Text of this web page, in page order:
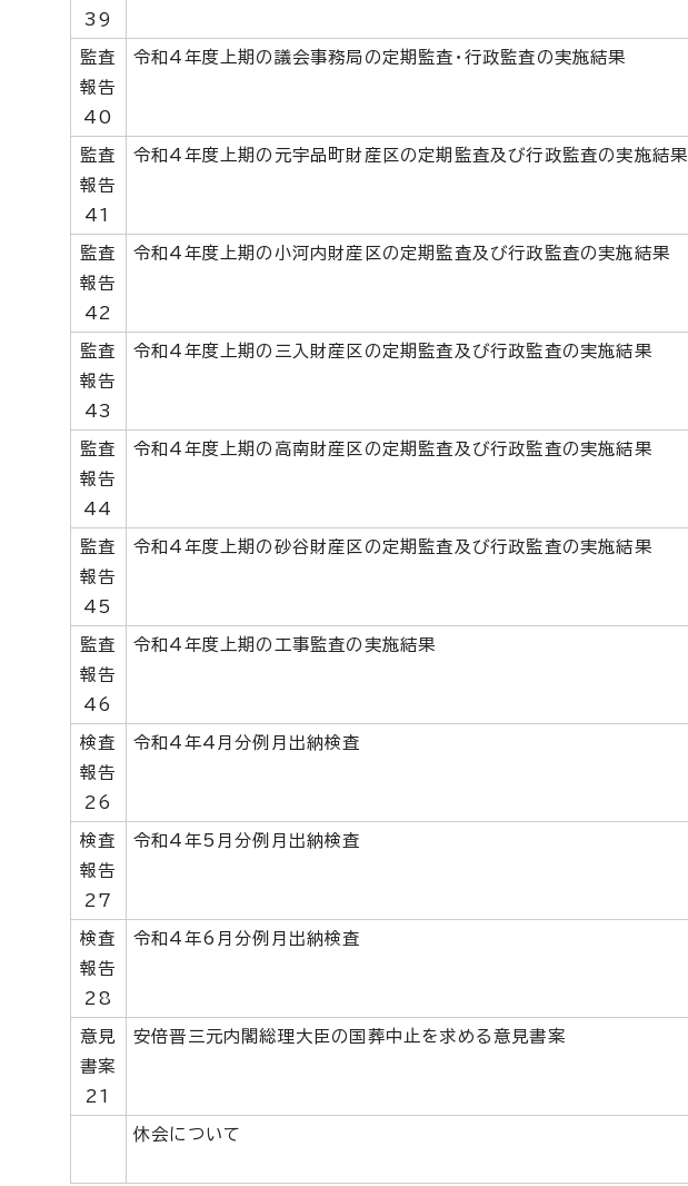
39
監査
報告
40
令和4年度上期の議会事務局の定期監査・行政監査の実施結果
監査
報告
41
令和4年度上期の元宇品町財産区の定期監査及び行政監査の実施結果
監査
報告
42
令和4年度上期の小河内財産区の定期監査及び行政監査の実施結果
監査
報告
43
令和4年度上期の三入財産区の定期監査及び行政監査の実施結果
監査
報告
44
令和4年度上期の高南財産区の定期監査及び行政監査の実施結果
監査
報告
45
令和4年度上期の砂谷財産区の定期監査及び行政監査の実施結果
監査
報告
46
令和4年度上期の工事監査の実施結果
検査
報告
26
令和4年4月分例月出納検査
検査
報告
27
令和4年5月分例月出納検査
検査
報告
28
令和4年6月分例月出納検査
意見
書案
21
安倍晋三元内閣総理大臣の国葬中止を求める意見書案
休会について